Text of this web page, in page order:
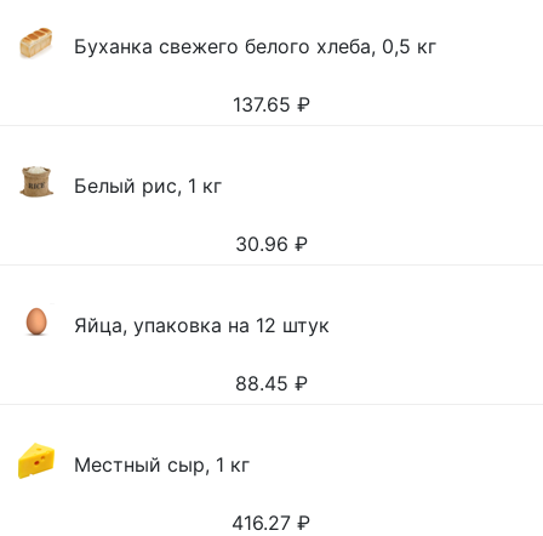
Буханка свежего белого хлеба, 0,5 кг
137.65 ₽
Белый рис, 1 кг
30.96 ₽
Яйца, упаковка на 12 штук
88.45 ₽
Местный сыр, 1 кг
416.27 ₽